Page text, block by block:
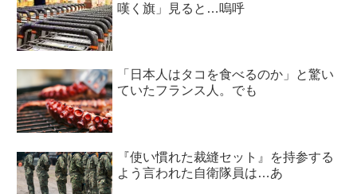
嘆く旗」見ると…嗚呼
「日本人はタコを食べるのか」と驚い
ていたフランス人。でも
『使い慣れた裁縫セット』を持参する
よう言われた自衛隊員は…あ